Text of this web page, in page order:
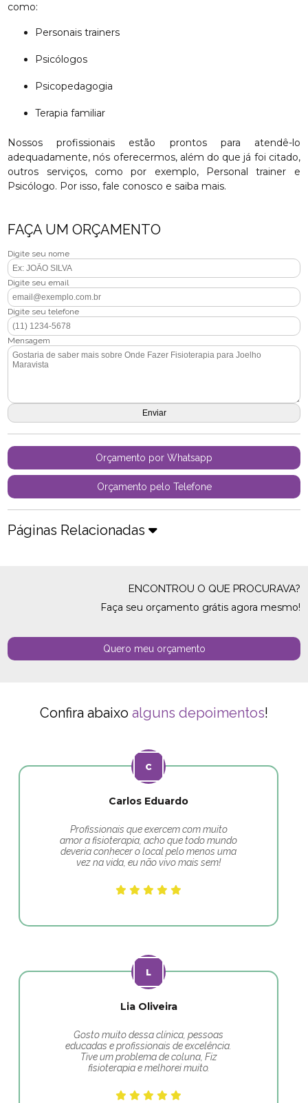
como:
Personais trainers
Psicólogos
Psicopedagogia
Terapia familiar
Nossos profissionais estão prontos para atendê-lo
adequadamente, nós oferecermos, além do que já foi citado,
outros serviços, como por exemplo, Personal trainer e
Psicólogo. Por isso, fale conosco e saiba mais.
FAÇA UM ORÇAMENTO
Digite seu nome
Digite seu email
Digite seu telefone
Mensagem
Orçamento por Whatsapp
Orçamento pelo Telefone
Páginas Relacionadas
ENCONTROU O QUE PROCURAVA?
Faça seu orçamento grátis agora mesmo!
Quero meu orçamento
Confira abaixo alguns depoimentos!
Carlos Eduardo
Profissionais que exercem com muito
amor a fisioterapia, acho que todo mundo
deveria conhecer o local pelo menos uma
vez na vida, eu não vivo mais sem!
Lia Oliveira
Gosto muito dessa clínica, pessoas
educadas e profissionais de excelência.
Tive um problema de coluna, Fiz
fisioterapia e melhorei muito.